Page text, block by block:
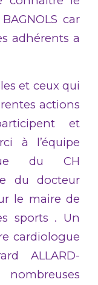
car
adhérents a
et ceux qui
actions
et
à l’équipe
du CH
du docteur
le maire de
sports . Un
cardiologue
ALLARD-